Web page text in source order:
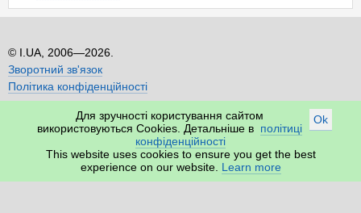
I.UA, 2006—2026.
Зворотний зв'язок
Політика конфіденційності
Ok
Для зручності користування сайтом
використовуються Cookies. Детальніше в політиці
конфіденційності
This website uses cookies to ensure you get the best
experience on our website. Learn more